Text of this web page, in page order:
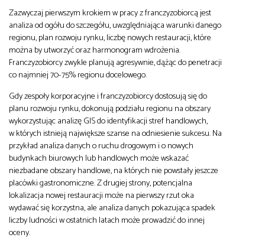
Zazwyczaj pierwszym krokiem w pracy z franczyzobiorcą jest
analiza od ogółu do szczegółu, uwzględniająca warunki danego
regionu, plan rozwoju rynku, liczbę nowych restauracji, które
można by utworzyć oraz harmonogram wdrożenia.
Franczyzobiorcy zwykle planują agresywnie, dążąc do penetracji
co najmniej 70-75% regionu docelowego.
Gdy zespoły korporacyjne i franczyzobiorcy dostosują się do
planu rozwoju rynku, dokonują podziału regionu na obszary
wykorzystując analizę GIS do identyfikacji stref handlowych,
w których istnieją największe szanse na odniesienie sukcesu. Na
przykład analiza danych o ruchu drogowym i o nowych
budynkach biurowych lub handlowych może wskazać
niezbadane obszary handlowe, na których nie powstały jeszcze
placówki gastronomiczne. Z drugiej strony, potencjalna
lokalizacja nowej restauracji może na pierwszy rzut oka
wydawać się korzystna, ale analiza danych pokazująca spadek
liczby ludności w ostatnich latach może prowadzić do innej
oceny.